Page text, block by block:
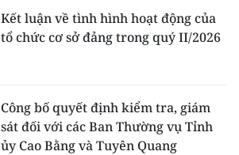
Kết luận về tình hình hoạt động của
tổ chức cơ sở đảng trong quý II/2026
Công bố quyết định kiểm tra, giám
sát đối với các Ban Thường vụ Tỉnh
ủy Cao Bằng và Tuyên Quang